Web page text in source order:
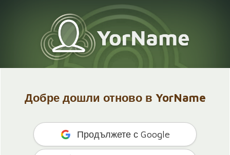
Добре дошли отново в YorName
Продължете с Google